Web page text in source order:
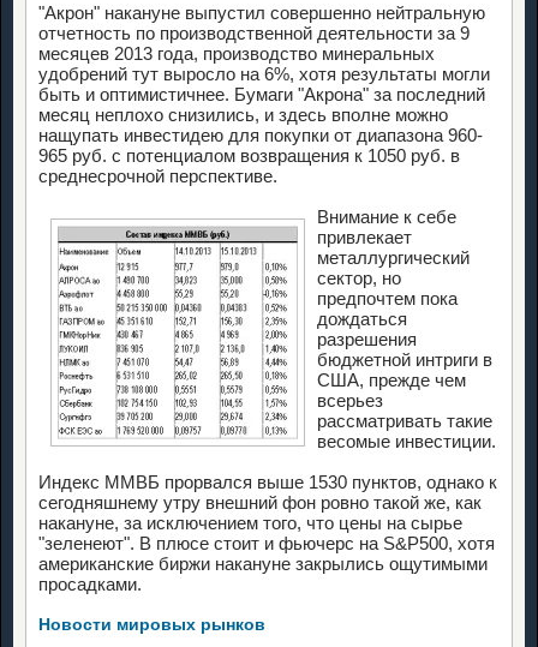
"Акрон" накануне выпустил совершенно нейтральную
отчетность по производственной деятельности за 9
месяцев 2013 года, производство минеральных
удобрений тут выросло на 6%, хотя результаты могли
быть и оптимистичнее. Бумаги "Акрона" за последний
месяц неплохо снизились, и здесь вполне можно
нащупать инвестидею для покупки от диапазона 960-
965 руб. с потенциалом возвращения к 1050 руб. в
среднесрочной перспективе.
Внимание к себе
привлекает
металлургический
сектор, но
предпочтем пока
дождаться
разрешения
бюджетной интриги в
США, прежде чем
всерьез
рассматривать такие
весомые инвестиции.
Индекс ММВБ прорвался выше 1530 пунктов, однако к
сегодняшнему утру внешний фон ровно такой же, как
накануне, за исключением того, что цены на сырье
"зеленеют". В плюсе стоит и фьючерс на S&P500, хотя
американские биржи накануне закрылись ощутимыми
просадками.
Новости мировых рынков